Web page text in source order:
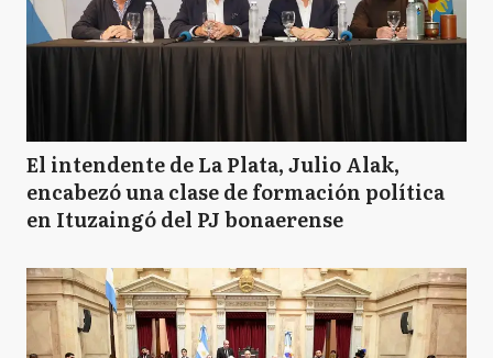
El intendente de La Plata, Julio Alak,
encabezó una clase de formación política
en Ituzaingó del PJ bonaerense